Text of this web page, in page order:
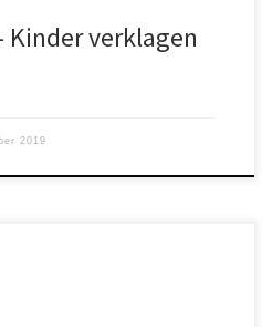
Kinder verklagen
2019